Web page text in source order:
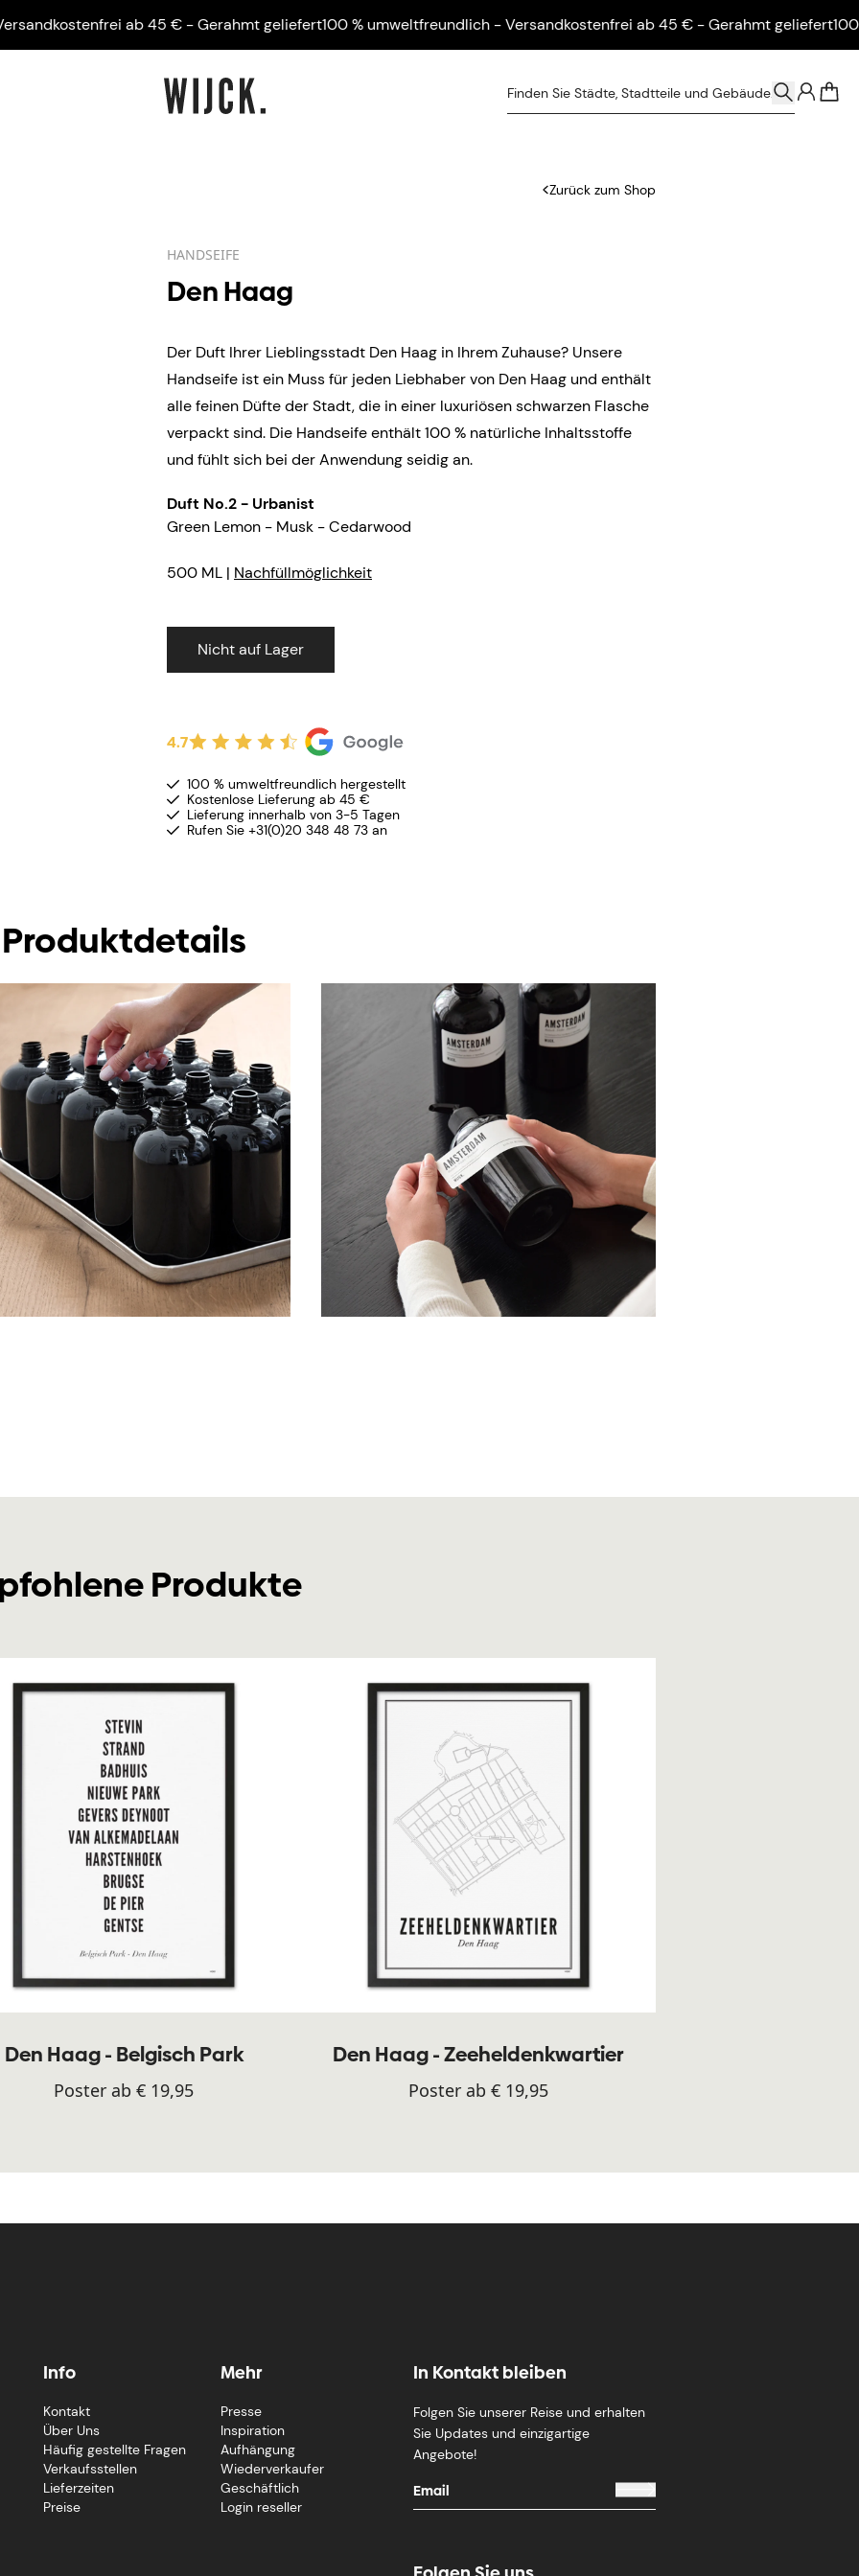
ab 45 € - Gerahmt geliefert100 % umweltfreundlich - Versandkostenfrei ab 45 € - Gerahmt geliefert100 %
Zurück zum Shop
HANDSEIFE
Den Haag
Der Duft Ihrer Lieblingsstadt Den Haag in Ihrem Zuhause? Unsere
Handseife ist ein Muss für jeden Liebhaber von Den Haag und enthält
alle feinen Düfte der Stadt, die in einer luxuriösen schwarzen Flasche
verpackt sind. Die Handseife enthält 100 % natürliche Inhaltsstoffe
und fühlt sich bei der Anwendung seidig an.
Duft No.2 - Urbanist
Green Lemon - Musk - Cedarwood
500 ML | Nachfüllmöglichkeit
Nicht auf Lager
4.7
100 % umweltfreundlich hergestellt
Kostenlose Lieferung ab 45 €
Lieferung innerhalb von 3-5 Tagen
Rufen Sie +31(0)20 348 48 73 an
Produktdetails
Produkte
Den Haag - Belgisch Park
Poster ab € 19,95
Den Haag - Zeeheldenkwartier
Poster ab € 19,95
Info
Kontakt
Über Uns
Häufig gestellte Fragen
Verkaufsstellen
Lieferzeiten
Preise
Mehr
Presse
Inspiration
Aufhängung
Wiederverkaufer
Geschäftlich
Login reseller
In Kontakt bleiben
Folgen Sie unserer Reise und erhalten
Sie Updates und einzigartige
Angebote!